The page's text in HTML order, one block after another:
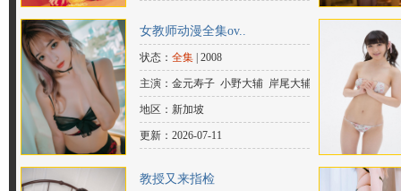
树 西山宏太朗 八代拓 千叶翔也 江口
拓也 濑户麻沙美 畠中祐 伊东健人
女教师动漫全集ov..
状态： 全集 | 2008
主演：金元寿子 小野大辅 岸尾大辅 丰
永利行 花江夏树 加藤和树 上村祐
翔 柿原彻也 森久保祥太郎 大河元
气 增田俊树 鸟海浩辅 兴津和幸 浪川
大辅
地区：新加坡
更新：2026-07-11
教授又来指检